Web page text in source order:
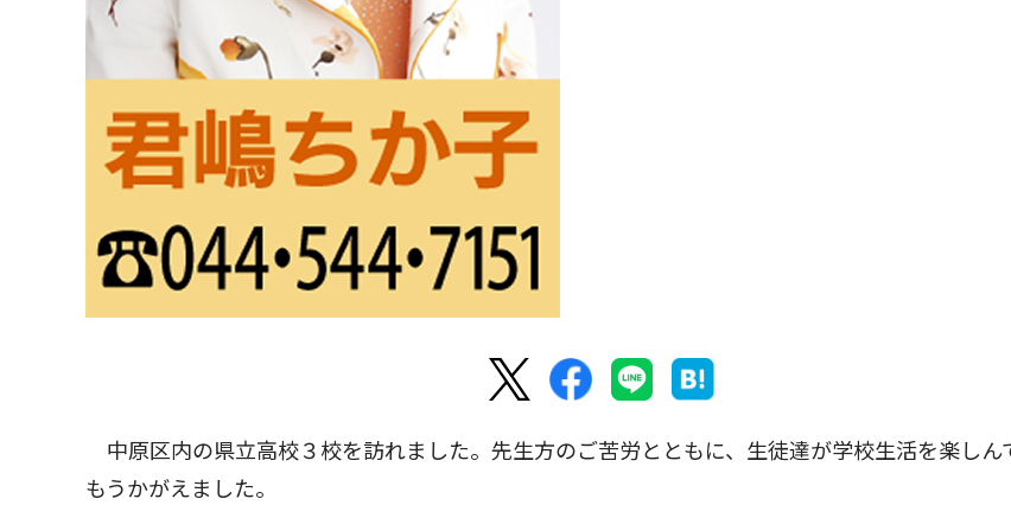
中原区内の県立高校３校を訪れました。先生方のご苦労とともに、生徒達が学校生活を楽しん
もうかがえました。